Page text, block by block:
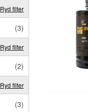
Ryd filter
(3)
Ryd filter
(2)
Ryd filter
(3)